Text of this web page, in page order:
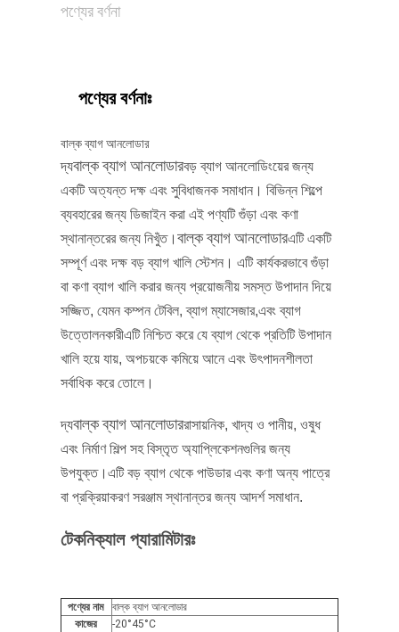
নীতি
পণ্যের বর্ণনা
পণ্যের বর্ণনাঃ
বাল্ক ব্যাগ আনলোডার
দ্যবাল্ক ব্যাগ আনলোডারবড় ব্যাগ আনলোডিংয়ের জন্য
একটি অত্যন্ত দক্ষ এবং সুবিধাজনক সমাধান। বিভিন্ন শিল্পে
ব্যবহারের জন্য ডিজাইন করা এই পণ্যটি গুঁড়া এবং কণা
স্থানান্তরের জন্য নিখুঁত। বাল্ক ব্যাগ আনলোডারএটি একটি
সম্পূর্ণ এবং দক্ষ বড় ব্যাগ খালি স্টেশন। এটি কার্যকরভাবে গুঁড়া
বা কণা ব্যাগ খালি করার জন্য প্রয়োজনীয় সমস্ত উপাদান দিয়ে
সজ্জিত, যেমন কম্পন টেবিল, ব্যাগ ম্যাসেজার,এবং ব্যাগ
উত্তোলনকারীএটি নিশ্চিত করে যে ব্যাগ থেকে প্রতিটি উপাদান
খালি হয়ে যায়, অপচয়কে কমিয়ে আনে এবং উৎপাদনশীলতা
সর্বাধিক করে তোলে।
দ্যবাল্ক ব্যাগ আনলোডাররাসায়নিক, খাদ্য ও পানীয়, ওষুধ
এবং নির্মাণ শিল্প সহ বিস্তৃত অ্যাপ্লিকেশনগুলির জন্য
উপযুক্ত।এটি বড় ব্যাগ থেকে পাউডার এবং কণা অন্য পাত্রে
বা প্রক্রিয়াকরণ সরঞ্জাম স্থানান্তর জন্য আদর্শ সমাধান.
টেকনিক্যাল প্যারামিটারঃ
পণ্যের নাম
বাল্ক ব্যাগ আনলোডার
কাজের
-20°45°C